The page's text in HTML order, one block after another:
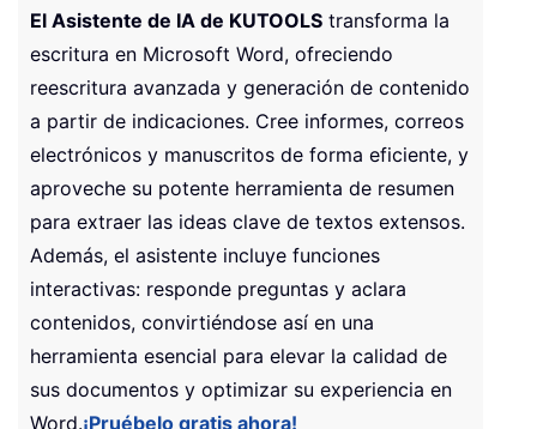
El Asistente de IA de KUTOOLS transforma la
escritura en Microsoft Word, ofreciendo
reescritura avanzada y generación de contenido
a partir de indicaciones. Cree informes, correos
electrónicos y manuscritos de forma eficiente, y
aproveche su potente herramienta de resumen
para extraer las ideas clave de textos extensos.
Además, el asistente incluye funciones
interactivas: responde preguntas y aclara
contenidos, convirtiéndose así en una
herramienta esencial para elevar la calidad de
sus documentos y optimizar su experiencia en
Word.¡Pruébelo gratis ahora!